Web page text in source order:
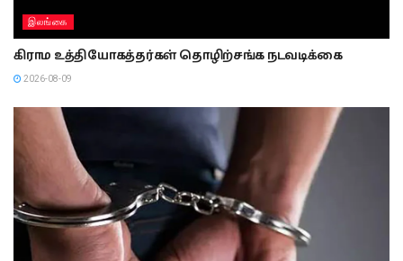
இலங்கை
கிராம உத்தியோகத்தர்கள் தொழிற்சங்க நடவடிக்கை
2026-08-09